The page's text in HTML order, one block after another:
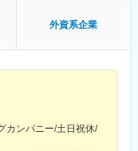
機器領域
領域を横断しながら、
マネージャー1名、メン
り、経営層や事業責任者
ます。
全体では約40名が
外資系企業
カンパニー/土日祝休/